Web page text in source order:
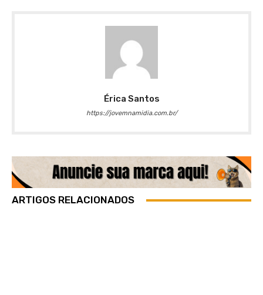
Érica Santos
https://jovemnamidia.com.br/
ARTIGOS RELACIONADOS